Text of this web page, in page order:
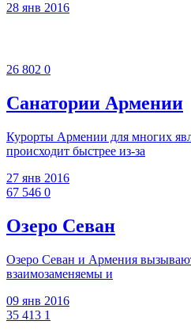
28 янв 2016
26 802 0
Санатории Армении
Курорты Армении для многих
происходит быстрее из-за
27 янв 2016
67 546 0
Озеро Севан
Озеро Севан и Армения
взаимозаменяемы и
09 янв 2016
35 413 1